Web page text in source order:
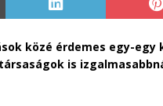
közé érdemes egy-
is